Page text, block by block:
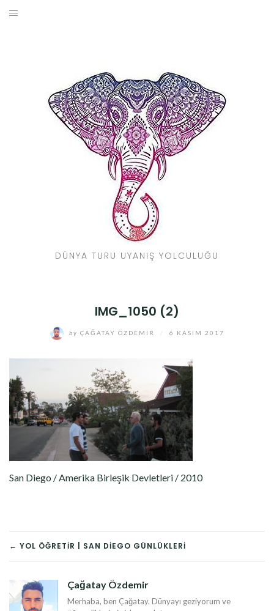
Skip
DÜNYA TURU UYANIŞ YOLCULUĞU
IMG_1050 (2)
by ÇAĞATAY ÖZDEMIR 6 KASIM 2017
San Diego / Amerika Birleşik Devletleri / 2010
YAZI
DOLAŞIMI
← YOL ÖĞRETIR | SAN DIEGO GÜNLÜKLERI
Çağatay Özdemir
Merhaba, ben Çağatay. Dünyayı geziyorum ve
SEYAHAT REHBERI